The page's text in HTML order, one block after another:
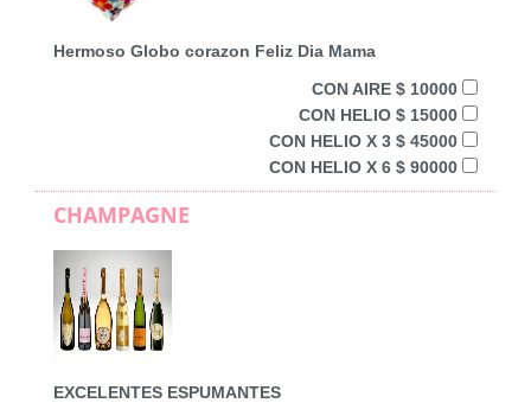
Hermoso Globo corazon Feliz Dia Mama
CON AIRE $ 10000
CON HELIO $ 15000
CON HELIO X 3 $ 45000
CON HELIO X 6 $ 90000
CHAMPAGNE
EXCELENTES ESPUMANTES